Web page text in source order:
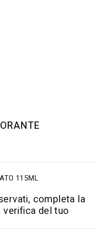
115ML
completa la
verifica del tuo